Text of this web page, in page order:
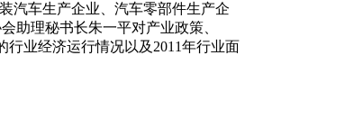
汽车生产企业、汽车零部件生产企
助理秘书长朱一平对产业政策、
行业经济运行情况以及2011年行业面